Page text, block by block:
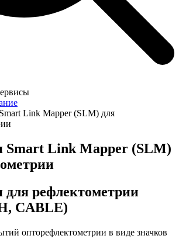
Link Mapper (SLM) для
Smart Link Mapper (SLM)
рефлектометрии
CABLE)
опторефлектометрии в виде значков